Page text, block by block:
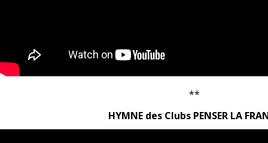
**
HYMNE des Clubs PENSER LA